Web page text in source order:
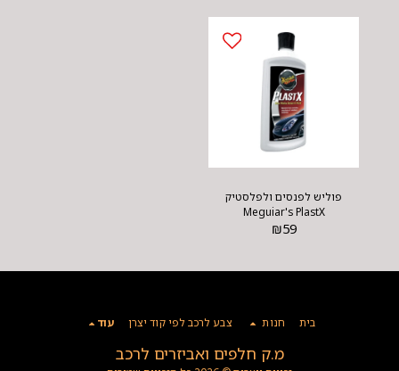
פוליש לפנסים ולפלסטיק
Meguiar's PlastX
₪59
מ.ק חלפים ואביזרים לרכב
בית חנות צבע לרכב לפי קוד יצרן עוד